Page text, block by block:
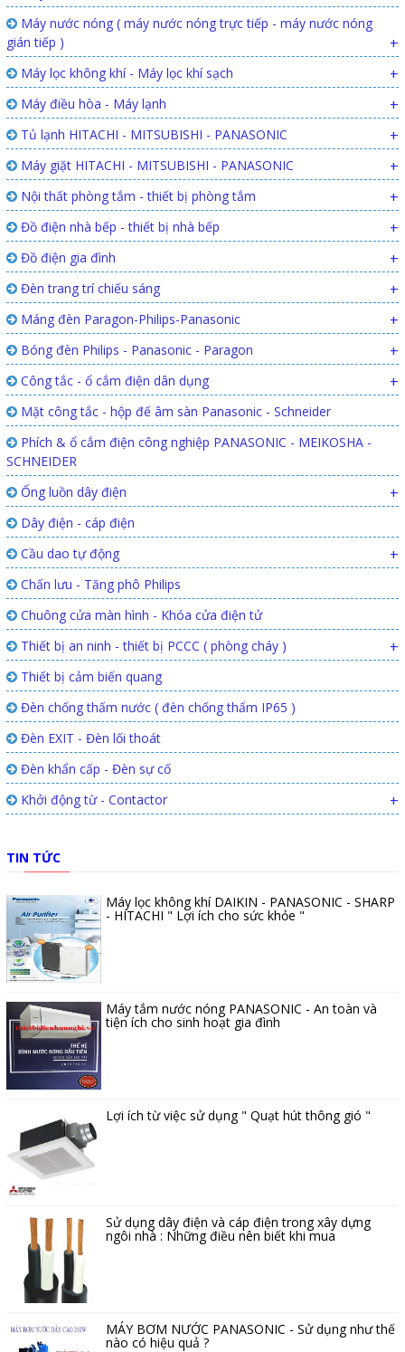
Máy nước nóng ( máy nước nóng trực tiếp - máy nước nóng
gián tiếp )
+
Máy lọc không khí - Máy lọc khí sạch +
Máy điều hòa - Máy lạnh +
Tủ lạnh HITACHI - MITSUBISHI - PANASONIC +
Máy giặt HITACHI - MITSUBISHI - PANASONIC +
Nội thất phòng tắm - thiết bị phòng tắm +
Đồ điện nhà bếp - thiết bị nhà bếp +
Đồ điện gia đình +
Đèn trang trí chiếu sáng +
Máng đèn Paragon-Philips-Panasonic +
Bóng đèn Philips - Panasonic - Paragon +
Công tắc - ổ cắm điện dân dụng +
Mặt công tắc - hộp đế âm sàn Panasonic - Schneider
Phích & ổ cắm điện công nghiệp PANASONIC - MEIKOSHA -
SCHNEIDER
Ống luồn dây điện
+
Dây điện - cáp điện
Cầu dao tự động
+
Chấn lưu - Tăng phô Philips
Chuông cửa màn hình - Khóa cửa điện tử
Thiết bị an ninh - thiết bị PCCC ( phòng cháy )
+
Thiết bị cảm biến quang
Đèn chống thấm nước ( đèn chống thấm IP65 )
Đèn EXIT - Đèn lối thoát
Đèn khẩn cấp - Đèn sự cố
Khởi động từ - Contactor
+
TIN TỨC
Máy lọc không khí DAIKIN - PANASONIC - SHARP
- HITACHI " Lợi ích cho sức khỏe "
Máy tắm nước nóng PANASONIC - An toàn và
tiện ích cho sinh hoạt gia đình
Lợi ích từ việc sử dụng " Quạt hút thông gió "
Sử dụng dây điện và cáp điện trong xây dựng
ngôi nhà : Những điều nên biết khi mua
MÁY BƠM NƯỚC PANASONIC - Sử dụng như thế
nào có hiệu quả ?